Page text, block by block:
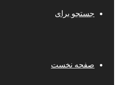
جستجو برای
صفحه نخست